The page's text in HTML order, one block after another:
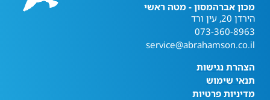
מכון אברהמסון - מטה ראשי
הירדן 20, עין ורד
073-360-8963
service@abrahamson.co.il
הצהרת נגישות
תנאי שימוש
מדיניות פרטיות